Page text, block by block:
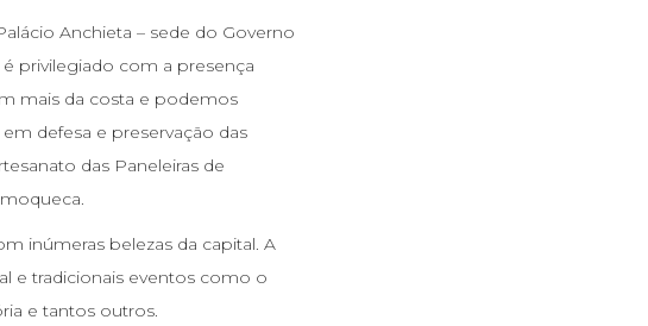
Anchieta – sede do Governo
privilegiado com a presença
mais da costa e podemos
defesa e preservação das
das Paneleiras de
inúmeras belezas da capital. A
e tradicionais eventos como o
e tantos outros.